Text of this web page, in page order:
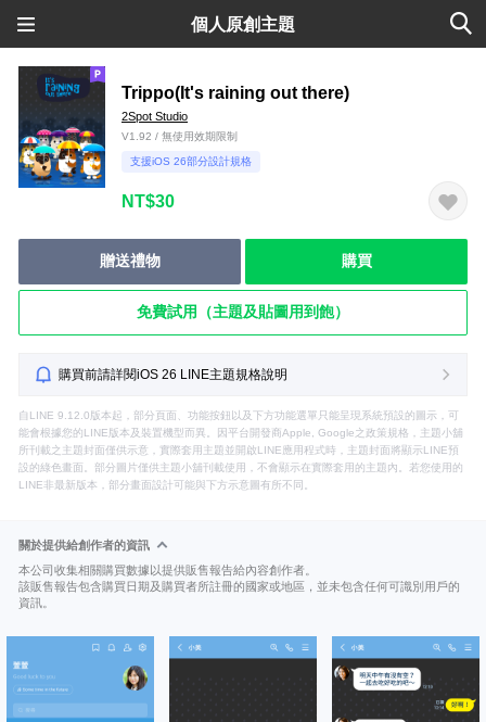
個人原創主題
Trippo(It's raining out there)
2Spot Studio
V1.92 / 無使用效期限制
支援iOS 26部分設計規格
NT$30
贈送禮物 購買
免費試用（主題及貼圖用到飽）
購買前請詳閱iOS 26 LINE主題規格說明
自LINE 9.12.0版本起，部分頁面、功能按鈕以及下方功能選單只能呈現系統預設的圖示，可
能會根據您的LINE版本及裝置機型而異。因平台開發商Apple, Google之政策規格，主題小舖
所刊載之主題封面僅供示意，實際套用主題並開啟LINE應用程式時，主題封面將顯示LINE預
設的綠色畫面。部分圖片僅供主題小舖刊載使用，不會顯示在實際套用的主題內。若您使用的
LINE非最新版本，部分畫面設計可能與下方示意圖有所不同。
關於提供給創作者的資訊
本公司收集相關購買數據以提供販售報告給內容創作者。
該販售報告包含購買日期及購買者所註冊的國家或地區，並未包含任何可識別用戶的
資訊。